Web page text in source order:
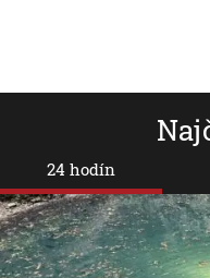
24 hodín